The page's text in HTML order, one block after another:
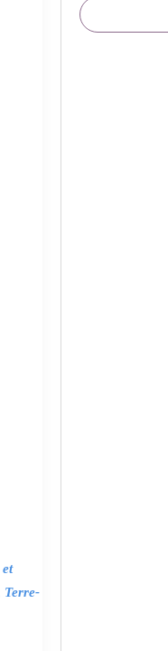
Terre-